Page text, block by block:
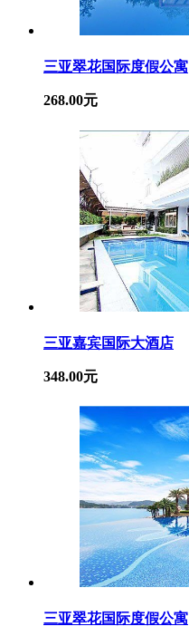
三亚翠花国际度假公寓
268.00元
三亚嘉宾国际大酒店
348.00元
三亚翠花国际度假公寓